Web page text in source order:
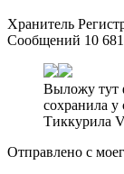
Хранитель
Сообщений 10 681
Выложу тут
сохранила у
Тиккурила
Отправлено с